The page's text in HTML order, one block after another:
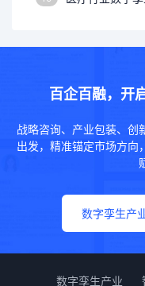
百企百融，开
战略咨询、产业包装、创
出发，精准锚定市场方向
数字孪生产
数字孪生产业